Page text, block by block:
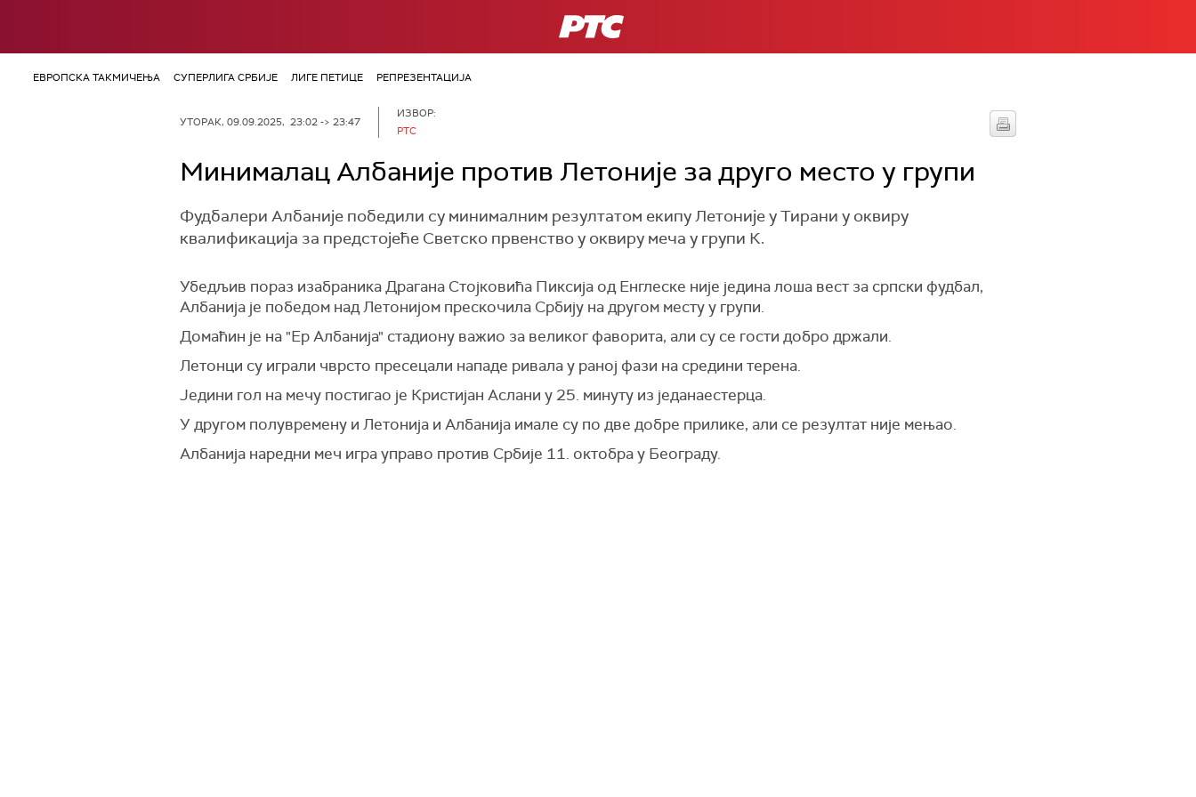
РТС
ЕВРОПСКА ТАКМИЧЕЊА СУПЕРЛИГА СРБИЈЕ ЛИГЕ ПЕТИЦЕ РЕПРЕЗЕНТАЦИЈА
УТОРАК, 09.09.2025, 23:02 -> 23:47
ИЗВОР:
РТС
Минималац Албаније против Летоније за друго место у групи
Фудбалери Албаније победили су минималним резултатом екипу Летоније у Тирани у оквиру
квалификација за предстојеће Светско првенство у оквиру меча у групи К.
Убедљив пораз изабраника Драгана Стојковића Пиксија од Енглеске није једина лоша вест за српски фудбал,
Албанија је победом над Летонијом прескочила Србију на другом месту у групи.
Домаћин је на "Ер Албанија" стадиону важио за великог фаворита, али су се гости добро држали.
Летонци су играли чврсто пресецали нападе ривала у раној фази на средини терена.
Једини гол на мечу постигао је Кристијан Аслани у 25. минуту из једанаестерца.
У другом полувремену и Летонија и Албанија имале су по две добре прилике, али се резултат није мењао.
Албанија наредни меч игра управо против Србије 11. октобра у Београду.